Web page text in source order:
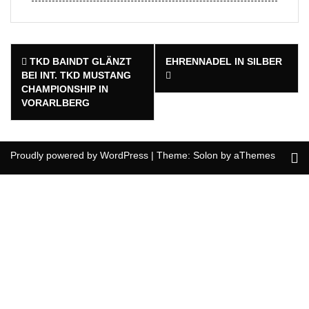
Post
navigation
TKD BAINDT GLÄNZT
BEI INT. TKD MUSTANG
CHAMPIONSHIP IN
VORARLBERG
EHRENNADEL IN SILBER
Proudly powered by WordPress | Theme: Solon by aThemes